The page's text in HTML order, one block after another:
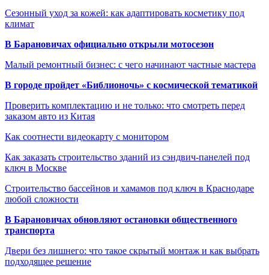
Сезонный уход за кожей: как адаптировать косметику под
климат
В Барановичах официально открыли мотосезон
Малый ремонтный бизнес: с чего начинают частные мастера
В городе пройдет «Библионочь» с космической тематикой
Проверить комплектацию и не только: что смотреть перед
заказом авто из Китая
Как соотнести видеокарту с монитором
Как заказать строительство зданий из сэндвич-панелей под
ключ в Москве
Строительство бассейнов и хамамов под ключ в Краснодаре
любой сложности
В Барановичах обновляют остановки общественного
транспорта
Двери без лишнего: что такое скрытый монтаж и как выбрать
подходящее решение